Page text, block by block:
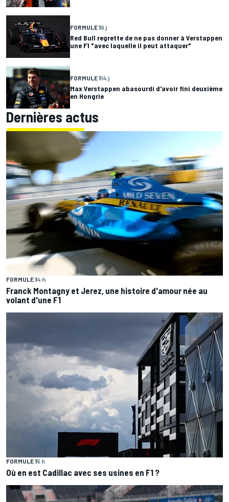
FORMULE 19 j
Red Bull regrette de ne pas donner à Verstappen
une F1 "avec laquelle il peut attaquer"
FORMULE 114 j
Max Verstappen abasourdi d'avoir fini deuxième
en Hongrie
Dernières actus
FORMULE 14 h
Franck Montagny et Jerez, une histoire d'amour née au
volant d'une F1
FORMULE 15 h
Où en est Cadillac avec ses usines en F1 ?